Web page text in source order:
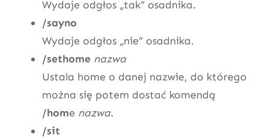
Wydaje odgłos „tak” osadnika.
/sayno
Wydaje odgłos „nie” osadnika.
/sethome nazwa
Ustala home o danej nazwie, do którego
można się potem dostać komendą
/home nazwa.
/sit